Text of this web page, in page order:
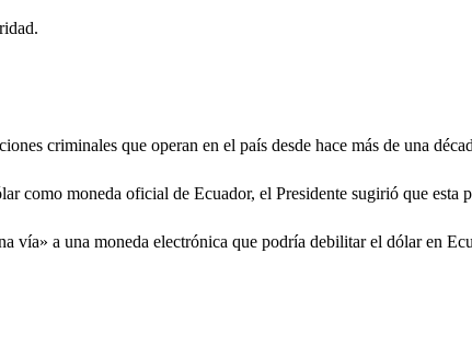
criminales que operan en el país desde hace más de una
como moneda oficial de Ecuador, el Presidente sugirió que esta
vía» a una moneda electrónica que podría debilitar el dólar en